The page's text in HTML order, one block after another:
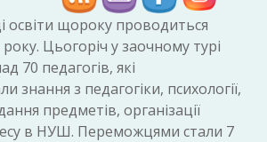
освіти щороку проводиться
Цьогоріч у заочному турі
70 педагогів, які
знання з педагогіки, психології,
предметів, організації
в НУШ. Переможцями стали 7